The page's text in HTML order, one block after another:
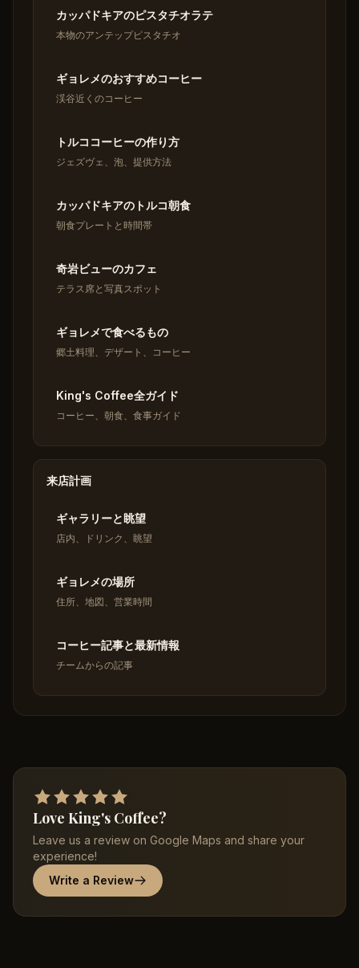
カッパドキアのピスタチオラテ
本物のアンテップピスタチオ
ギョレメのおすすめコーヒー
渓谷近くのコーヒー
トルココーヒーの作り方
ジェズヴェ、泡、提供方法
カッパドキアのトルコ朝食
朝食プレートと時間帯
奇岩ビューのカフェ
テラス席と写真スポット
ギョレメで食べるもの
郷土料理、デザート、コーヒー
King's Coffee全ガイド
コーヒー、朝食、食事ガイド
来店計画
ギャラリーと眺望
店内、ドリンク、眺望
ギョレメの場所
住所、地図、営業時間
コーヒー記事と最新情報
チームからの記事
Love King's Coffee?
Leave us a review on Google Maps and share your
experience!
Write a Review